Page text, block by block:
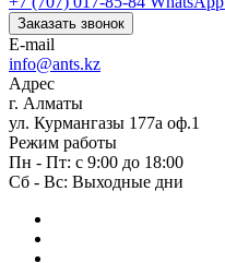
Заказать звонок
E-mail
info@ants.kz
Адрес
г. Алматы
ул. Курмангазы 177а оф.1
Режим работы
Пн - Пт: с 9:00 до 18:00
Сб - Вс: Выходные дни